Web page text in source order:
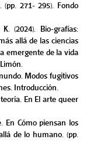
271- 295). Fondo
(2024). Bio-grafías:
allá de las ciencias
emergente de la vida
Modos fugitivos
Introducción.
En El arte queer
En Cómo piensan los
de lo humano. (pp.